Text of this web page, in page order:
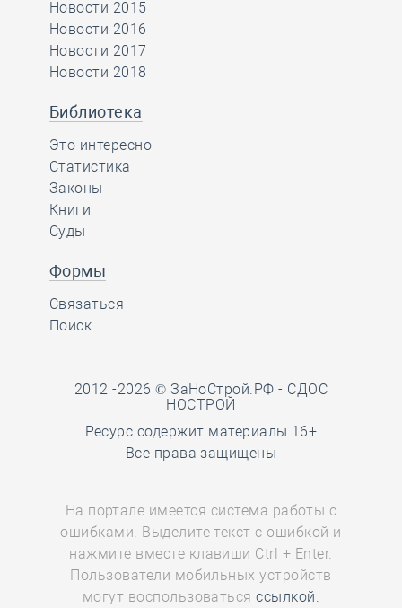
Новости 2015
Новости 2016
Новости 2017
Новости 2018
Библиотека
Это интересно
Статистика
Законы
Книги
Суды
Формы
Связаться
Поиск
2012 -2026 © ЗаНоСтрой.РФ - СДОС
НОСТРОЙ
Ресурс содержит материалы 16+
Все права защищены
На портале имеется система работы с
ошибками. Выделите текст с ошибкой и
нажмите вместе клавиши Ctrl + Enter.
Пользователи мобильных устройств
могут воспользоватьсяссылкой.